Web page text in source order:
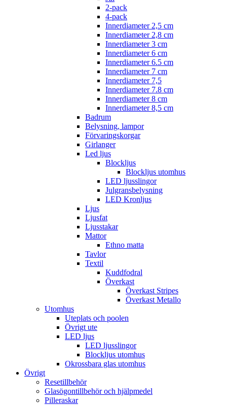
2-pack
4-pack
Innerdiameter 2,5 cm
Innerdiameter 2,8 cm
Innerdiameter 3 cm
Innerdiameter 6 cm
Innerdiameter 6.5 cm
Innerdiameter 7 cm
Innerdiameter 7,5
Innerdiameter 7.8 cm
Innerdiameter 8 cm
Innerdiameter 8,5 cm
Badrum
Belysning, lampor
Förvaringskorgar
Girlanger
Led ljus
Blockljus
Blockljus utomhus
LED ljusslingor
Julgransbelysning
LED Kronljus
Ljus
Ljusfat
Ljusstakar
Mattor
Ethno matta
Tavlor
Textil
Kuddfodral
Överkast
Överkast Stripes
Överkast Metallo
Utomhus
Uteplats och poolen
Övrigt ute
LED ljus
LED ljusslingor
Blockljus utomhus
Okrossbara glas utomhus
Övrigt
Resetillbehör
Glasögontillbehör och hjälpmedel
Pilleraskar